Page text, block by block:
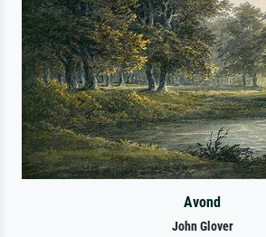
Avond
John Glover